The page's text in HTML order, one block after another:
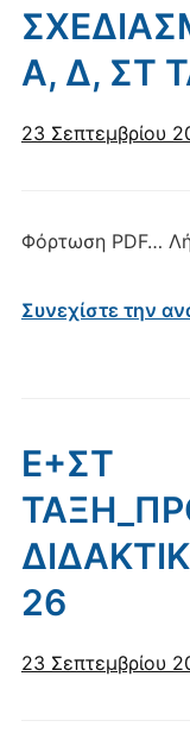
Α, Δ, ΣΤ
23 Σεπτεμβρίου
Φόρτωση PDF…
Συνεχίστε την
Ε+ΣΤ
26
23 Σεπτεμβρίου